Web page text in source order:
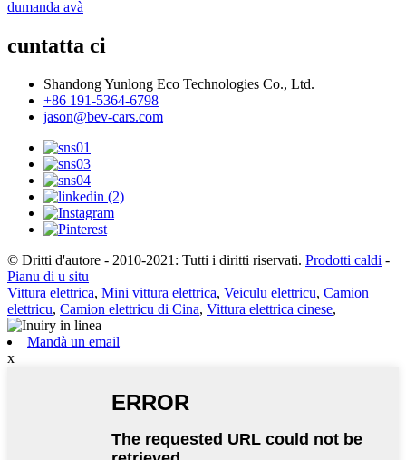
dumanda avà
cuntatta ci
Shandong Yunlong Eco Technologies Co., Ltd.
+86 191-5364-6798
jason@bev-cars.com
© Dritti d'autore - 2010-2021: Tutti i diritti riservati. Prodotti caldi -
Pianu di u situ
Vittura elettrica, Mini vittura elettrica, Veiculu elettricu, Camion
elettricu, Camion elettricu di Cina, Vittura elettrica cinese,
Mandà un email
x